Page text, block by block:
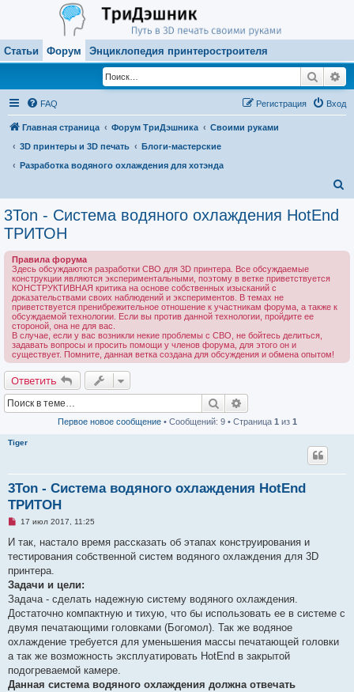
Статьи Форум Энциклопедия принтеростроителя
Поиск
FAQ Вход
Регистрация
Главная страница Форум ТриДэшника
Своими руками
3D принтеры и 3D печать
Блоги-мастерские
Разработка водяного охлаждения для хотэнда
3Ton - Система водяного охлаждения HotEnd
ТРИТОН
Правила форума
Здесь обсуждаются разработки СВО для 3D принтера. Все обсуждаемые
конструкции являются экспериментальными, поэтому в ветке приветствуется
КОНСТРУКТИВНАЯ критика на основе собственных изысканий с
доказательствами своих наблюдений и экспериментов. В темах не
приветствуется пренибрежительное отношение к участникам форума, а также к
обсуждаемой технологии. Если вы против данной технологии, пройдите ее
стороной, она не для вас.
В случае, если у вас возникли некие проблемы с СВО, не бойтесь делиться,
задавать вопросы и просить помощи у членов форума, для этого он и
существует. Помните, данная ветка создана для обсуждения и обмена опытом!
Ответить
Поиск
Первое новое сообщение• Сообщений: 9 • Страница 1 из 1
Tiger
3Ton - Система водяного охлаждения HotEnd
ТРИТОН
Н
п
о
ч
т
а
н
н
о
е
с
о
б
щ
17 июл 2017, 11:25
И так, настало время рассказать об этапах конструирования и
тестирования собственной систем водяного охлаждения для 3D
принтера.
Задачи и цели:
Задача - сделать надежную систему водяного охлаждения.
Достаточно компактную и тихую, что бы использовать ее в системе с
двумя печатающими головками (Богомол). Так же водяное
охлаждение требуется для уменьшения массы печатающей головки
а так же возможность эксплуатировать HotEnd в закрытой
подогреваемой камере.
Данная система водяного охлаждения должна отвечать